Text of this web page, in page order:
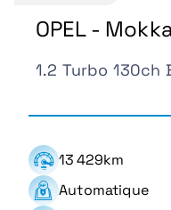
OPEL -
1.2 Turbo 130ch
13 429km
Automatique